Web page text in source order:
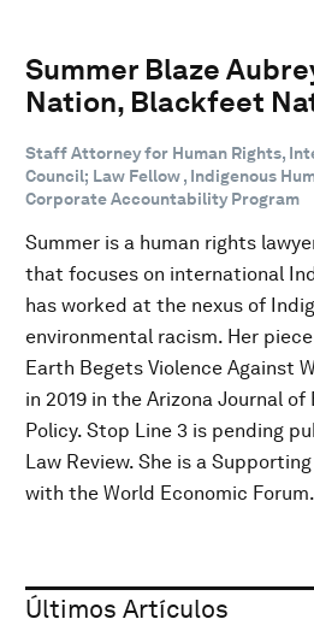
Summer Blaze
Nation, Blackfeet
Staff Attorney for Human Rights,
Council; Law Fellow , Indigenous
Corporate Accountability Program
Summer is a human rights
that focuses on international
has worked at the nexus of
environmental racism. Her
Earth Begets Violence Against
in 2019 in the Arizona Journal
Policy. Stop Line 3 is pending
Law Review. She is a
with the World Economic Forum.
Últimos Artículos